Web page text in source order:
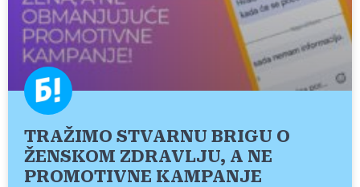
TRAŽIMO STVARNU BRIGU O
ŽENSKOM ZDRAVLJU, A NE
PROMOTIVNE KAMPANJE